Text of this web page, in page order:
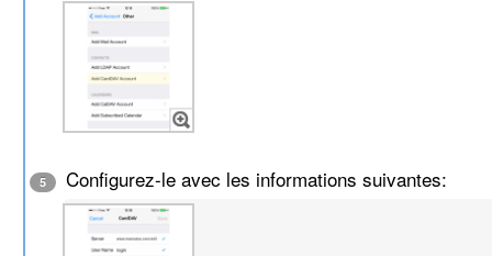
5 Configurez-le avec les informations suivantes: